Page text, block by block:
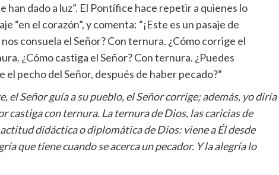
han dado a luz”. El Pontífice hace repetir a quienes lo
“en el corazón”, y comenta: “¡Este es un pasaje de
consuela el Señor? Con ternura. ¿Cómo corrige el
¿Cómo castiga el Señor? Con ternura. ¿Puedes
el pecho del Señor, después de haber pecado?”
el Señor guía a su pueblo, el Señor corrige; además, yo diría
castiga con ternura. La ternura de Dios, las caricias de
didáctica o diplomática de Dios: viene a Él desde
que tiene cuando se acerca un pecador. Y la alegría lo